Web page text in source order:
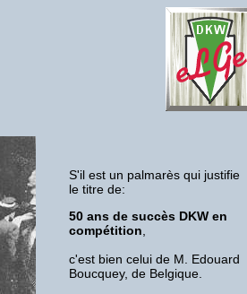
S'il est un palmarès qui justifie
le titre de:
50 ans de succès DKW en
compétition
c'est bien celui de M. Edouard
Boucquey, de Belgique.